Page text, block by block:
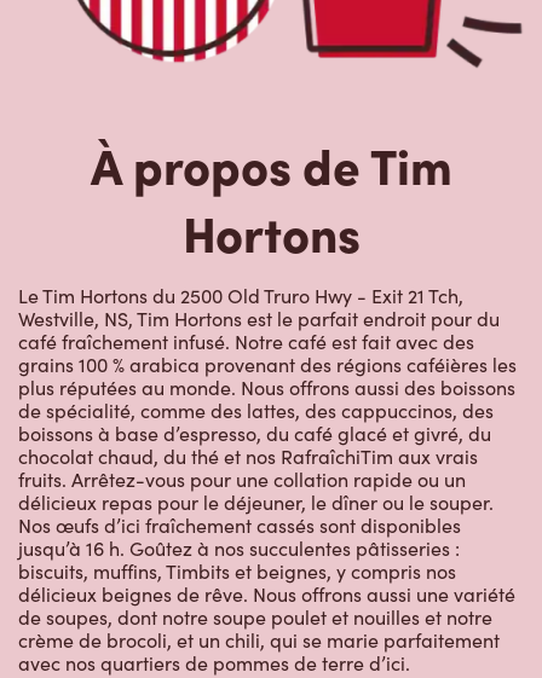
À propos de Tim
Hortons
Le Tim Hortons du 2500 Old Truro Hwy - Exit 21 Tch,
Westville, NS, Tim Hortons est le parfait endroit pour du
café fraîchement infusé. Notre café est fait avec des
grains 100 % arabica provenant des régions caféières les
plus réputées au monde. Nous offrons aussi des boissons
de spécialité, comme des lattes, des cappuccinos, des
boissons à base d’espresso, du café glacé et givré, du
chocolat chaud, du thé et nos RafraîchiTim aux vrais
fruits. Arrêtez-vous pour une collation rapide ou un
délicieux repas pour le déjeuner, le dîner ou le souper.
Nos œufs d’ici fraîchement cassés sont disponibles
jusqu’à 16 h. Goûtez à nos succulentes pâtisseries :
biscuits, muffins, Timbits et beignes, y compris nos
délicieux beignes de rêve. Nous offrons aussi une variété
de soupes, dont notre soupe poulet et nouilles et notre
crème de brocoli, et un chili, qui se marie parfaitement
avec nos quartiers de pommes de terre d’ici.